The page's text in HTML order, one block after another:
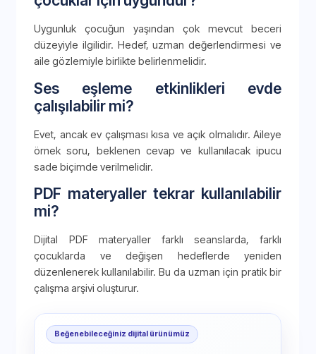
Uygunluk çocuğun yaşından çok mevcut beceri
düzeyiyle ilgilidir. Hedef, uzman değerlendirmesi ve
aile gözlemiyle birlikte belirlenmelidir.
Ses eşleme etkinlikleri evde
çalışılabilir mi?
Evet, ancak ev çalışması kısa ve açık olmalıdır. Aileye
örnek soru, beklenen cevap ve kullanılacak ipucu
sade biçimde verilmelidir.
PDF materyaller tekrar kullanılabilir
mi?
Dijital PDF materyaller farklı seanslarda, farklı
çocuklarda ve değişen hedeflerde yeniden
düzenlenerek kullanılabilir. Bu da uzman için pratik bir
çalışma arşivi oluşturur.
Beğenebileceğiniz dijital ürünümüz